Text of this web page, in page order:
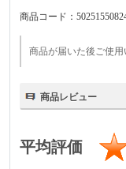
商品コード：
商品が届いた後ご使用
商品レビュー
平均評価